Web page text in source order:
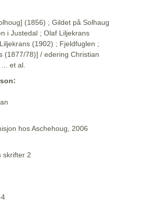
(1856) ; Gildet på Solhaug
i Justedal ; Olaf Liljekrans
(1902) ; Fjeldfuglen ;
(1877/78)] / edering Christian
et al.
hos Aschehoug, 2006
skrifter 2